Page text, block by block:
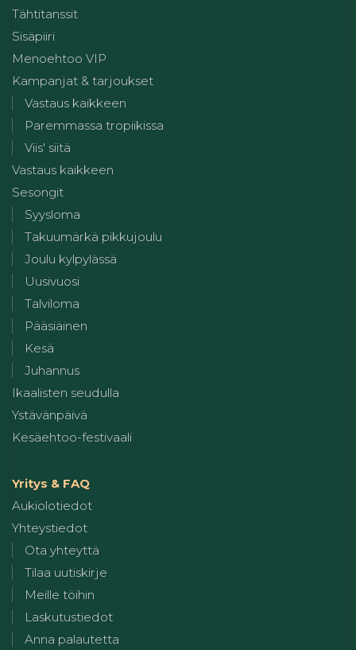
Tähtitanssit
Sisäpiiri
Menoehtoo VIP
Kampanjat & tarjoukset
Vastaus kaikkeen
Paremmassa tropiikissa
Viis' siitä
Vastaus kaikkeen
Sesongit
Syysloma
Takuumärkä pikkujoulu
Joulu kylpylässä
Uusivuosi
Talviloma
Pääsiäinen
Kesä
Juhannus
Ikaalisten seudulla
Ystävänpäivä
Kesäehtoo-festivaali
Yritys & FAQ
Aukiolotiedot
Yhteystiedot
Ota yhteyttä
Tilaa uutiskirje
Meille töihin
Laskutustiedot
Anna palautetta